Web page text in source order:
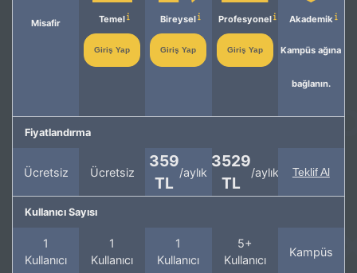
Misafir Temel
Giriş Yap
Bireysel
Giriş Yap
Profesyonel
Giriş Yap
Akademik
Kampüs ağına
bağlanın.
Fiyatlandırma
Ücretsiz Ücretsiz
359
TL
/aylık
3529
TL
/aylık Teklif Al
Kullanıcı Sayısı
1
Kullanıcı
1
Kullanıcı
1
Kullanıcı
5+
Kullanıcı
Kampüs